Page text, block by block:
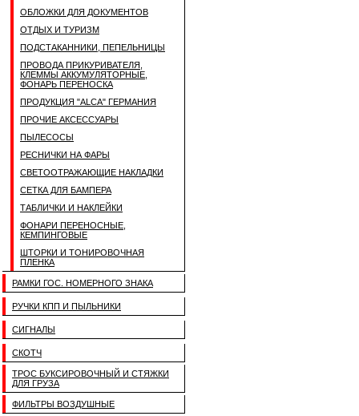
ОБЛОЖКИ ДЛЯ ДОКУМЕНТОВ
ОТДЫХ И ТУРИЗМ
ПОДСТАКАННИКИ, ПЕПЕЛЬНИЦЫ
ПРОВОДА ПРИКУРИВАТЕЛЯ,
КЛЕММЫ АККУМУЛЯТОРНЫЕ,
ФОНАРЬ ПЕРЕНОСКА
ПРОДУКЦИЯ "ALCA" ГЕРМАНИЯ
ПРОЧИЕ АКСЕССУАРЫ
ПЫЛЕСОСЫ
РЕСНИЧКИ НА ФАРЫ
СВЕТООТРАЖАЮЩИЕ НАКЛАДКИ
СЕТКА ДЛЯ БАМПЕРА
ТАБЛИЧКИ И НАКЛЕЙКИ
ФОНАРИ ПЕРЕНОСНЫЕ,
КЕМПИНГОВЫЕ
ШТОРКИ И ТОНИРОВОЧНАЯ
ПЛЕНКА
РАМКИ ГОС. НОМЕРНОГО ЗНАКА
РУЧКИ КПП И ПЫЛЬНИКИ
СИГНАЛЫ
СКОТЧ
ТРОС БУКСИРОВОЧНЫЙ И СТЯЖКИ
ДЛЯ ГРУЗА
ФИЛЬТРЫ ВОЗДУШНЫЕ